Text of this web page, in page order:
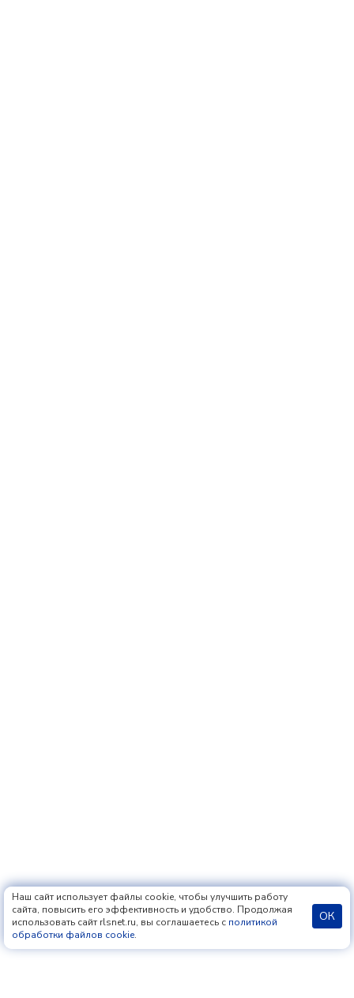
Наш сайт использует файлы cookie, чтобы улучшить работу
сайта, повысить его эффективность и удобство. Продолжая
использовать сайт rlsnet.ru, вы соглашаетесь с политикой
обработки файлов cookie.
ОК